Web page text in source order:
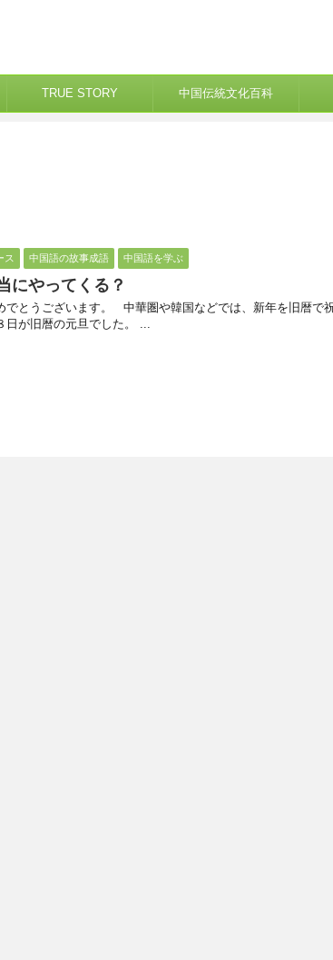
TRUE STORY 中国伝統文化百科
ス 中国語の故事成語 中国語を学ぶ
にやってくる？
でとうございます。 中華圏や韓国などでは、新年を旧暦で
日が旧暦の元旦でした。 ...